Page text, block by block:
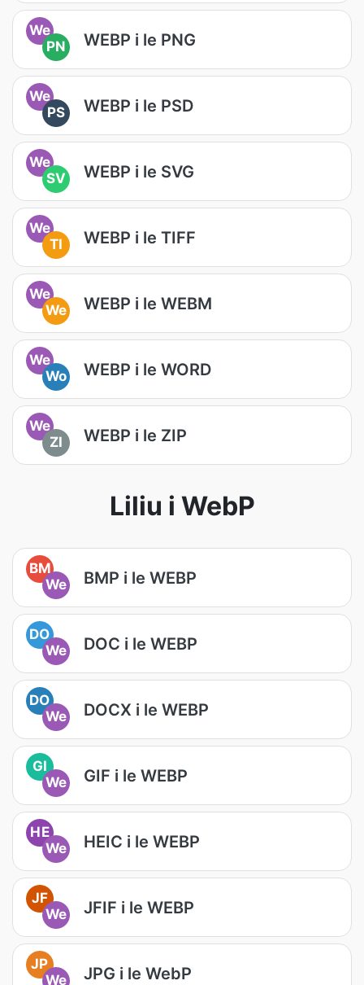
We
PN
WEBP i le PNG
We
PS
WEBP i le PSD
We
SV
WEBP i le SVG
We
TI
WEBP i le TIFF
We
We
WEBP i le WEBM
We
Wo
WEBP i le WORD
We
ZI
WEBP i le ZIP
Liliu i WebP
BM
We
BMP i le WEBP
DO
We
DOC i le WEBP
DO
We
DOCX i le WEBP
GI
We
GIF i le WEBP
HE
We
HEIC i le WEBP
JF
We
JFIF i le WEBP
JP
We
JPG i le WebP